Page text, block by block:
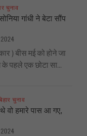
चुनाव
गांधी ने बेटा सौंप
2024
) बीस मई को होने जा
पहले एक छोटा सा...
चुनाव
वो हमारे पास आ गए,
2024